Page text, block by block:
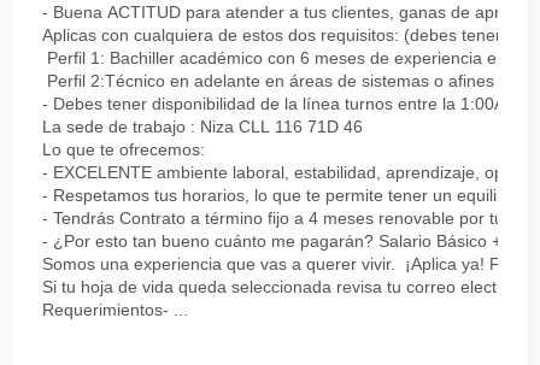
- Buena ACTITUD para atender a tus clientes, ganas de
Aplicas con cualquiera de estos dos requisitos: (debes tener
Perfil 1: Bachiller académico con 6 meses de experiencia en
Perfil 2:Técnico en adelante en áreas de sistemas o afines
- Debes tener disponibilidad de la línea turnos entre la 1:00AM
La sede de trabajo : Niza CLL 116 71D 46
Lo que te ofrecemos:
- EXCELENTE ambiente laboral, estabilidad, aprendizaje,
- Respetamos tus horarios, lo que te permite tener un equilibrio
- Tendrás Contrato a término fijo a 4 meses renovable por tu
- ¿Por esto tan bueno cuánto me pagarán? Salario Básico +
Somos una experiencia que vas a querer vivir. ¡Aplica ya!
Si tu hoja de vida queda seleccionada revisa tu correo
Requerimientos- ...